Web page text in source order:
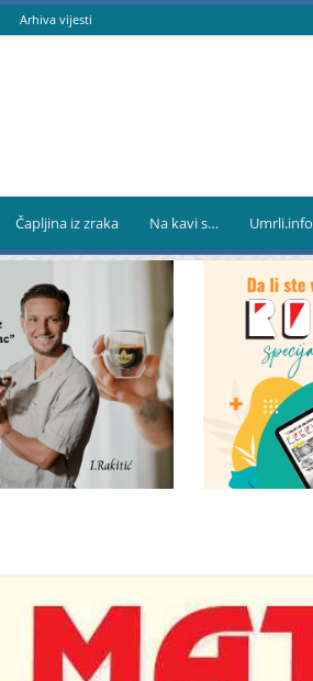
Arhiva vijesti
Čapljina iz zraka Na kavi s… Umrli.info